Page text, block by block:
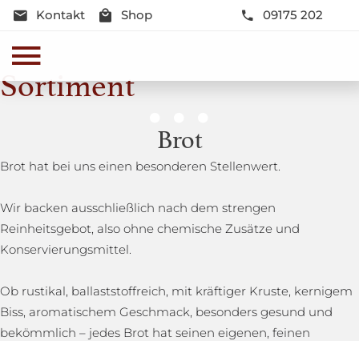
Kontakt Shop 09175 202
Sortiment
Genussmomente
Herzhaft oder süß - Beste Qualität und Frische sind
Brot
Brot hat bei uns einen besonderen Stellenwert.
Wir backen ausschließlich nach dem strengen
Reinheitsgebot, also ohne chemische Zusätze und
Konservierungsmittel.
Ob rustikal, ballaststoffreich, mit kräftiger Kruste, kernigem
Biss, aromatischem Geschmack, besonders gesund und
bekömmlich – jedes Brot hat seinen eigenen, feinen